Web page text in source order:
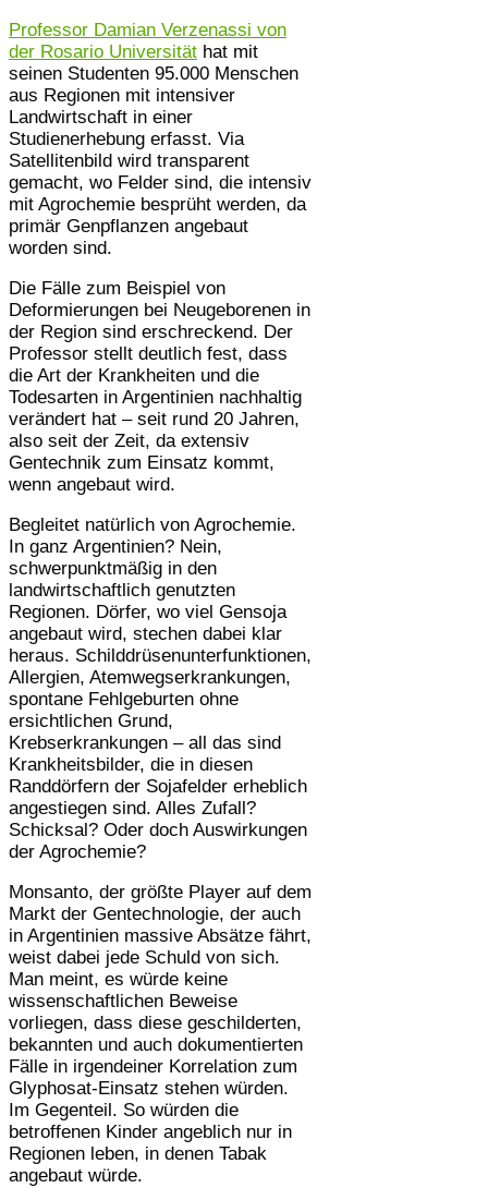
Professor Damian Verzenassi von
der Rosario Universität hat mit
seinen Studenten 95.000 Menschen
aus Regionen mit intensiver
Landwirtschaft in einer
Studienerhebung erfasst. Via
Satellitenbild wird transparent
gemacht, wo Felder sind, die intensiv
mit Agrochemie besprüht werden, da
primär Genpflanzen angebaut
worden sind.
Die Fälle zum Beispiel von
Deformierungen bei Neugeborenen in
der Region sind erschreckend. Der
Professor stellt deutlich fest, dass
die Art der Krankheiten und die
Todesarten in Argentinien nachhaltig
verändert hat – seit rund 20 Jahren,
also seit der Zeit, da extensiv
Gentechnik zum Einsatz kommt,
wenn angebaut wird.
Begleitet natürlich von Agrochemie.
In ganz Argentinien? Nein,
schwerpunktmäßig in den
landwirtschaftlich genutzten
Regionen. Dörfer, wo viel Gensoja
angebaut wird, stechen dabei klar
heraus. Schilddrüsenunterfunktionen,
Allergien, Atemwegserkrankungen,
spontane Fehlgeburten ohne
ersichtlichen Grund,
Krebserkrankungen – all das sind
Krankheitsbilder, die in diesen
Randdörfern der Sojafelder erheblich
angestiegen sind. Alles Zufall?
Schicksal? Oder doch Auswirkungen
der Agrochemie?
Monsanto, der größte Player auf dem
Markt der Gentechnologie, der auch
in Argentinien massive Absätze fährt,
weist dabei jede Schuld von sich.
Man meint, es würde keine
wissenschaftlichen Beweise
vorliegen, dass diese geschilderten,
bekannten und auch dokumentierten
Fälle in irgendeiner Korrelation zum
Glyphosat-Einsatz stehen würden.
Im Gegenteil. So würden die
betroffenen Kinder angeblich nur in
Regionen leben, in denen Tabak
angebaut würde.